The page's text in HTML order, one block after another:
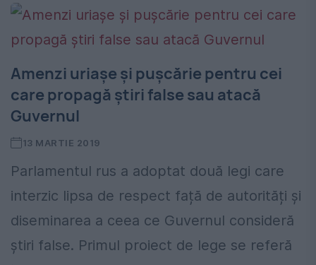
Amenzi uriaşe şi puşcărie pentru cei
care propagă ştiri false sau atacă
Guvernul
13 MARTIE 2019
Parlamentul rus a adoptat două legi care
interzic lipsa de respect față de autorități și
diseminarea a ceea ce Guvernul consideră
știri false. Primul proiect de lege se referă